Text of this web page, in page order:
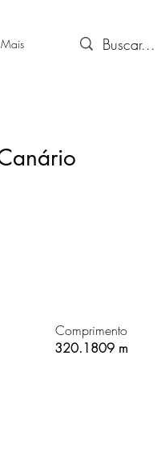
Mais
Comprimento
320.1809 m